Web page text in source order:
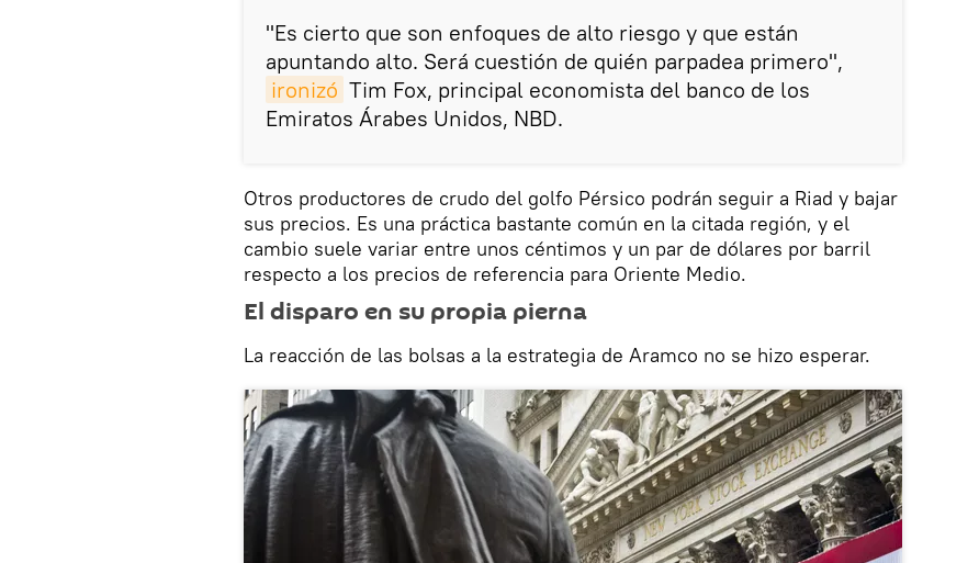
"Es cierto que son enfoques de alto riesgo y que están
apuntando alto. Será cuestión de quién parpadea primero",
ironizó Tim Fox, principal economista del banco de los
Emiratos Árabes Unidos, NBD.
Otros productores de crudo del golfo Pérsico podrán seguir a Riad y bajar
sus precios. Es una práctica bastante común en la citada región, y el
cambio suele variar entre unos céntimos y un par de dólares por barril
respecto a los precios de referencia para Oriente Medio.
El disparo en su propia pierna
La reacción de las bolsas a la estrategia de Aramco no se hizo esperar.